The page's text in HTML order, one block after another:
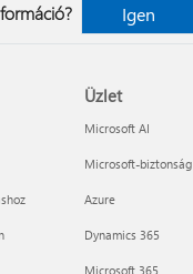
Igen
Üzlet
Microsoft AI
Microsoft-biztonság
Azure
Dynamics 365
Microsoft 365